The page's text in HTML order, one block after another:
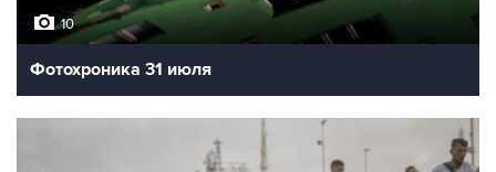
10
Фотохроника 31 июля